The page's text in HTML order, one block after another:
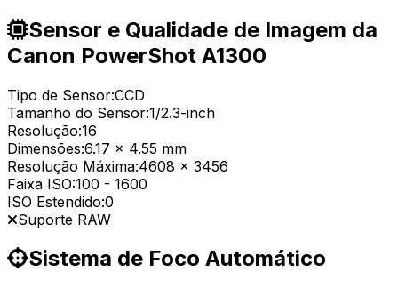
Sensor e Qualidade de Imagem da
Canon PowerShot A1300
Tipo de Sensor:CCD
Tamanho do Sensor:1/2.3-inch
Resolução:16
Dimensões:6.17 x 4.55 mm
Resolução Máxima:4608 x 3456
Faixa ISO:100 - 1600
ISO Estendido:0
Suporte RAW
Sistema de Foco Automático